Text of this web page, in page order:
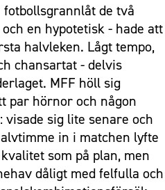
de två
en hypotetisk - hade att
halvleken. Lågt tempo,
chansartat - delvis
MFF höll sig
par hörnor och någon
sig lite senare och
in i matchen lyfte
som på plan, men
dåligt med felfulla och